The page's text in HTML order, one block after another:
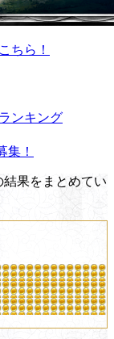
ちら！
ンキング
集！
結果をまとめてい